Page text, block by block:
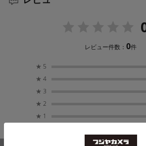
最大100台のリモートカメラをRC-
が可能です。（1グループ最大10台、
コントローラ1台でリモートカメラを
ことができるため、映像制作現場にお
約350 × 110 × 182 mm
約2.1 kg（本体のみ）
対象カメラ（最新バージョン時）
レビュー件数：0件
★ 5
★ 4
★ 3
★ 2
★ 1